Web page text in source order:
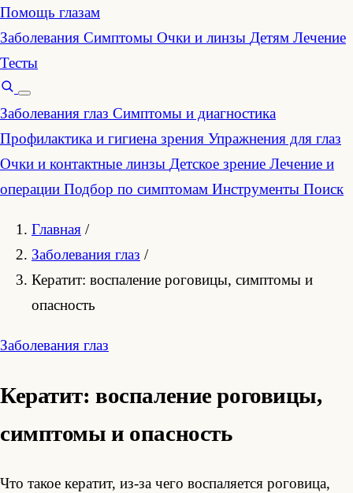
Помощь глазам
Заболевания Симптомы Очки и линзы Детям Лечение
Тесты
Заболевания глаз Симптомы и диагностика
Профилактика и гигиена зрения Упражнения для глаз
Очки и контактные линзы Детское зрение Лечение и
операции Подбор по симптомам Инструменты Поиск
Главная /
Заболевания глаз /
Кератит: воспаление роговицы, симптомы и
опасность
Заболевания глаз
Кератит: воспаление роговицы,
симптомы и опасность
Что такое кератит, из-за чего воспаляется роговица,